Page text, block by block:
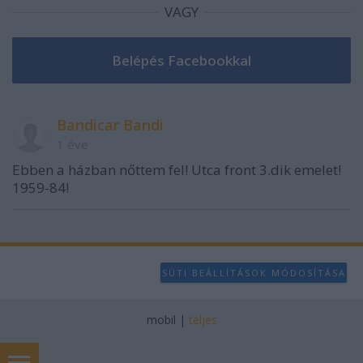
VAGY
Bandicar Bandi
Ebben a házban nőttem fel! Utca front 3.dik emelet!
1959-84!
SÜTI BEÁLLÍTÁSOK MÓDOSÍTÁSA
mobil | teljes